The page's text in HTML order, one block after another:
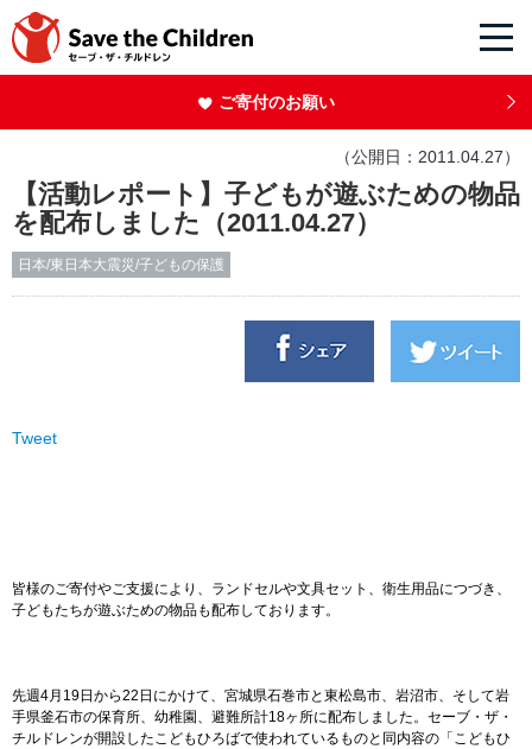
ご寄付のお願い
（公開日：2011.04.27）
【活動レポート】子どもが遊ぶための物品
を配布しました（2011.04.27）
日本/東日本大震災/子どもの保護
Tweet
皆様のご寄付やご支援により、ランドセルや文具セット、衛生用品につづき、
子どもたちが遊ぶための物品も配布しております。
先週4月 19日から22 日にかけて、宮城県石巻市と東松島市、岩沼市、そして岩
手県釜石市の保育所、幼稚園、避難所計18ヶ所に配布しました。セーブ・ザ・
チルドレンが開設したこどもひろばで使われているものと同内容の「こどもひ